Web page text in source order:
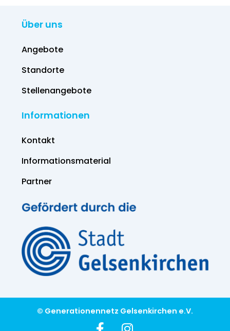
Über uns
Angebote
Standorte
Stellenangebote
Informationen
Kontakt
Informations­material
Partner
© Generationennetz Gelsenkirchen e.V.